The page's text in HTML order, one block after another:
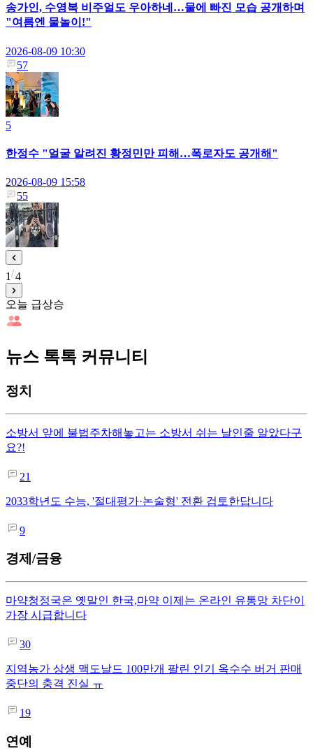
송가인, 수영복 비주얼도 우아하네…물에 빠진 모습 공개하며
"여름엔 물놀이!"
2026-08-09 10:30
57
5
한정수 "얼굴 알려진 황정민만 피해…폭로자도 공개해"
2026-08-09 15:58
55
1 4
오늘 급상승
뉴스 톡톡 커뮤니티
정치
소방서 앞에 불법주차해놓고는 소방서 쉬는 날인줄 알았다구
요?!
21
2033학년도 수능, '절대평가·논술형' 전환 검토한답니다
9
경제/금융
마약청정국은 옛말인 한국,마약 이제는 온라인 유통망 차단이
가장 시급합니다
30
지역농가 상생 맥도날드 100만개 팔린 인기 옥수수 버거 판매
중단의 충격 진실 ㅠ
19
연예